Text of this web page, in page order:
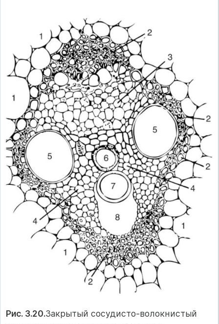
Рис. 3.20.Закрытый сосудисто-волокнистый